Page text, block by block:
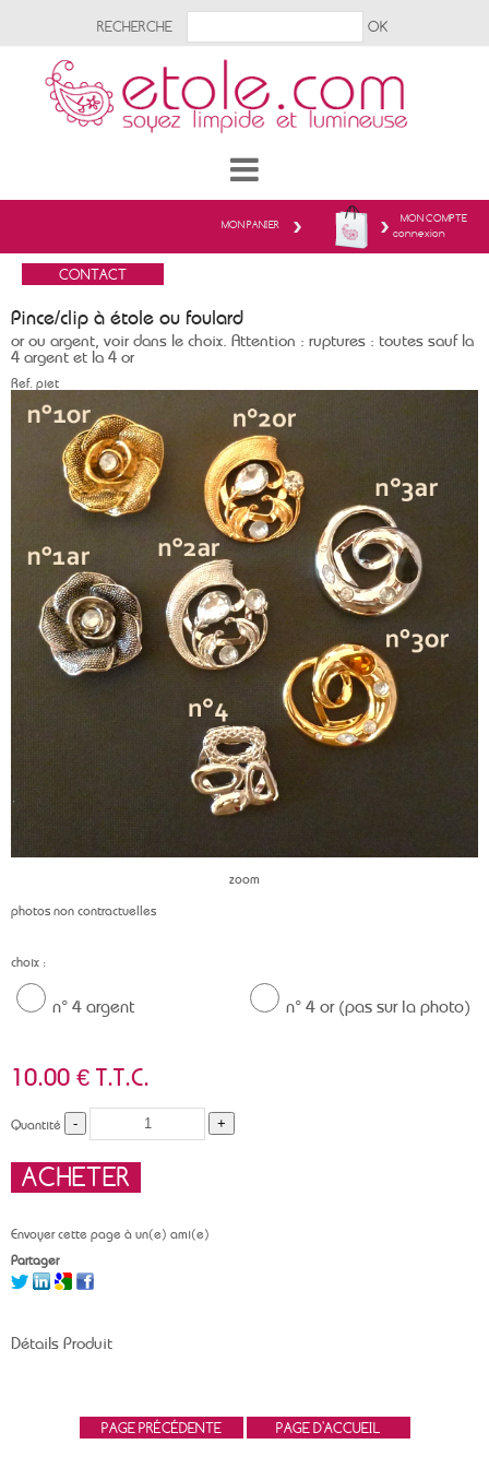
MON COMPTE
connexion
MON PANIER
RECHERCHE
Pince/clip à étole ou foulard
or ou argent, voir dans le choix. Attention : ruptures : toutes sauf la
4 argent et la 4 or
Ref. piet
zoom
photos non contractuelles
choix :
n° 4 argent n° 4 or (pas sur la photo)
10.00 € T.T.C.
Quantité
Envoyer cette page à un(e) ami(e)
Partager
Détails Produit